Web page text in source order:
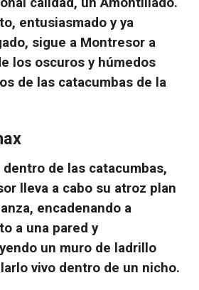
entusiasmado y ya
sigue a Montresor a
los oscuros y húmedos
de las catacumbas de la
dentro de las catacumbas,
lleva a cabo su atroz plan
, encadenando a
a una pared y
un muro de ladrillo
vivo dentro de un nicho.